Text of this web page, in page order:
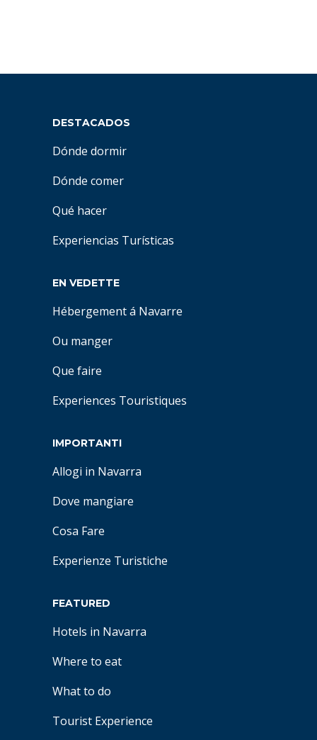
DESTACADOS
Dónde dormir
Dónde comer
Qué hacer
Experiencias Turísticas
EN VEDETTE
Hébergement á Navarre
Ou manger
Que faire
Experiences Touristiques
IMPORTANTI
Allogi in Navarra
Dove mangiare
Cosa Fare
Experienze Turistiche
FEATURED
Hotels in Navarra
Where to eat
What to do
Tourist Experience